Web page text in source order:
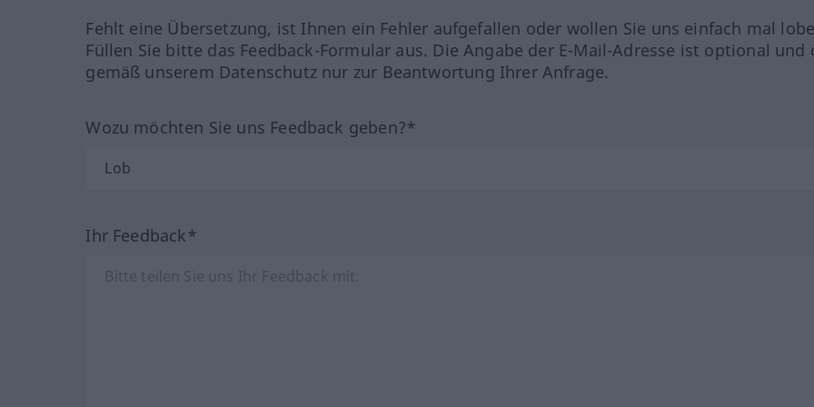
Fehlt eine Übersetzung, ist Ihnen ein Fehler aufgefallen oder wollen Sie uns einfach mal
Füllen Sie bitte das Feedback-Formular aus. Die Angabe der E-Mail-Adresse ist optional und
gemäß unserem Datenschutz nur zur Beantwortung Ihrer Anfrage.
Wozu möchten Sie uns Feedback geben?*
Ihr Feedback*